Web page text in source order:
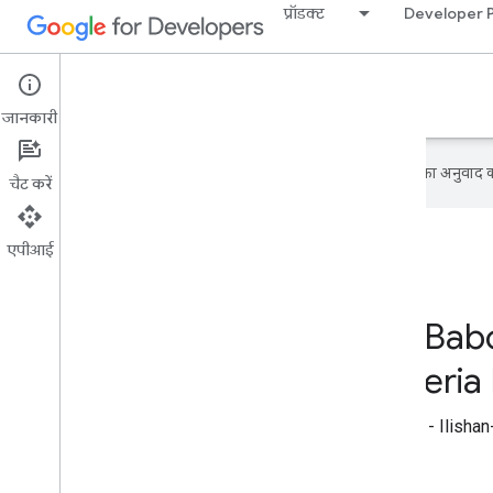
प्रॉडक्ट Developer
Google Developer Program
Google आपकी पसंदीदा भाषा में कॉन्टेंट का
GDG on Campus
Ilishan-Remo,
GDG on Campus Babcock University -
जानकारी
चैट करें
एपीआई